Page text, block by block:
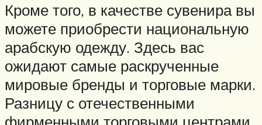
Кроме того, в качестве сувенира вы
можете приобрести национальную
арабскую одежду. Здесь вас
ожидают самые раскрученные
мировые бренды и торговые марки.
Разницу с отечественными